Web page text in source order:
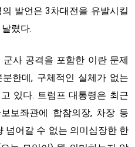
발언은 3차대전을 유발시킬
렸다.
사 공격을 포함한 이란 문제
한데, 구체적인 실체가 없는
있다. 트럼프 대통령은 최근
보좌관에 합참의장, 차장 등
넘어갈 수 없는 의미심장한 한